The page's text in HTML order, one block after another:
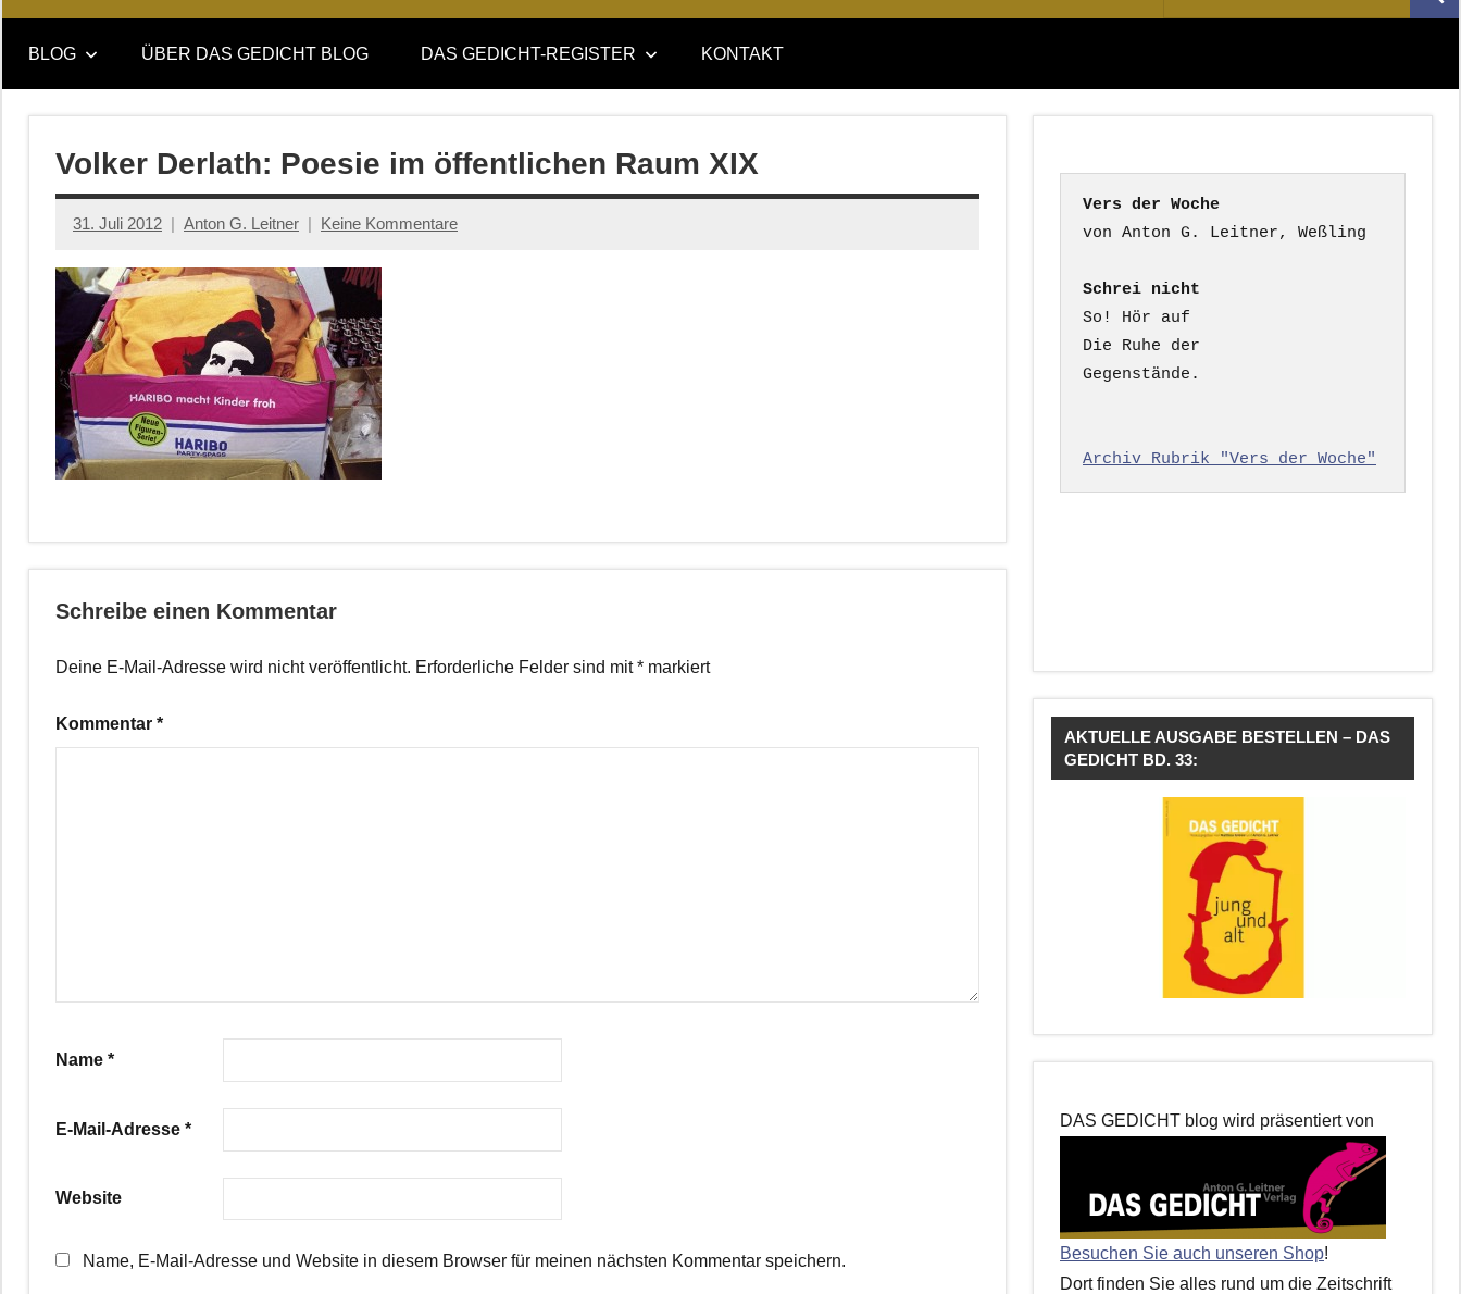
DAS
GEDICHT
blog
DAS
GEDICHT.
Zeitschrift
nach:
BLOG ÜBER DAS GEDICHT BLOG DAS GEDICHT-REGISTER KONTAKT
Volker Derlath: Poesie im öffentlichen Raum XIX
31. Juli 2012 Anton G. Leitner Keine Kommentare
Schreibe einen Kommentar
Deine E-Mail-Adresse wird nicht veröffentlicht. Erforderliche Felder sind mit* markiert
Kommentar *
Name *
E-Mail-Adresse *
Website
Name, E-Mail-Adresse und Website in diesem Browser für meinen nächsten Kommentar speichern.
Vers der Woche
Schrei nicht
So! Hör auf
Die Ruhe der
Gegenstände.
Archiv Rubrik "Vers der Woche"
AKTUELLE AUSGABE BESTELLEN – DAS
GEDICHT BD. 33:
DAS GEDICHT blog wird präsentiert von
Besuchen Sie auch unseren Shop!
Dort finden Sie alles rund um die Zeitschrift